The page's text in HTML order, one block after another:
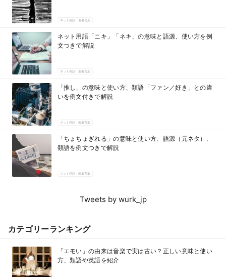
ネット用語・若者言葉
ネット用語「ニキ」「ネキ」の意味と語源、使い方を例
文つきで解説
ネット用語・若者言葉
「推し」の意味と使い方、類語「ファン／好き」との違
いを例文付きで解説
ネット用語・若者言葉
「ちょちょぎれる」の意味と使い方、語源（元ネタ）、
類語を例文つきで解説
ネット用語・若者言葉
Tweets by wurk_jp
カテゴリーランキング
「エモい」の由来は音楽で実は古い？正しい意味と使い
方、類語や英語を紹介